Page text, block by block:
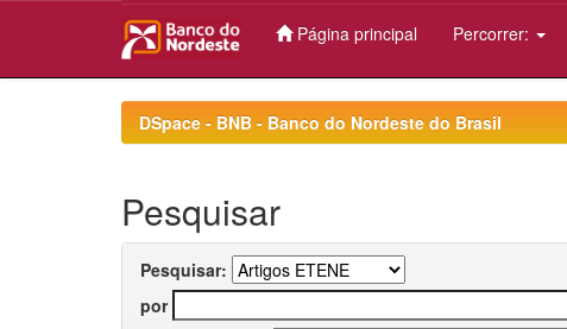
Página principal Percorrer:
DSpace - BNB - Banco do Nordeste do Brasil
Pesquisar
Pesquisar:
por